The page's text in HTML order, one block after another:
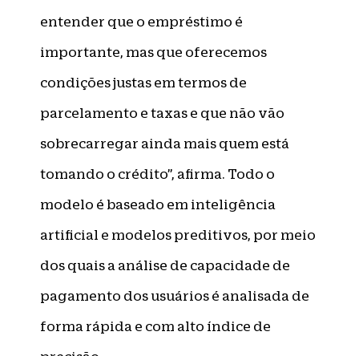
entender que o empréstimo é
importante, mas que oferecemos
condições justas em termos de
parcelamento e taxas e que não vão
sobrecarregar ainda mais quem está
tomando o crédito”, afirma. Todo o
modelo é baseado em inteligência
artificial e modelos preditivos, por meio
dos quais a análise de capacidade de
pagamento dos usuários é analisada de
forma rápida e com alto índice de